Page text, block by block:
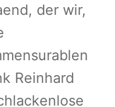
der wir,
Reinhard